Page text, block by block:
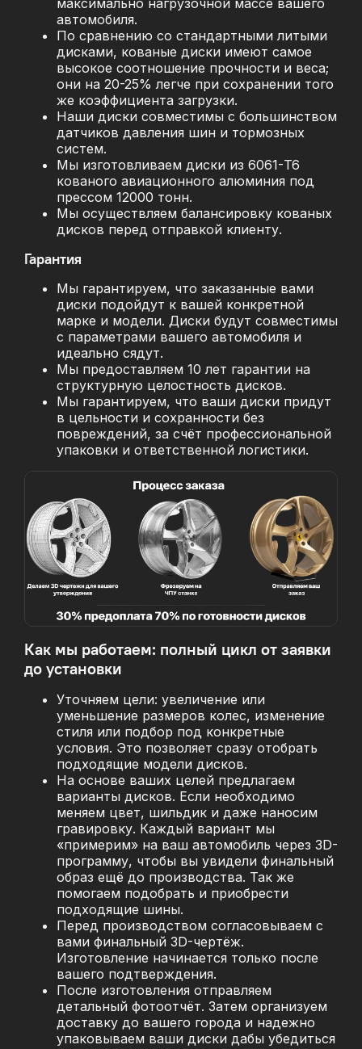
автомобиля.
По сравнению со стандартными литыми
дисками, кованые диски имеют самое
высокое соотношение прочности и веса;
они на 20-25% легче при сохранении того
же коэффициента загрузки.
Наши диски совместимы с большинством
датчиков давления шин и тормозных
систем.
Мы изготовливаем диски из 6061-T6
кованого авиационного алюминия под
прессом 12000 тонн.
Мы осуществляем балансировку кованых
дисков перед отправкой клиенту.
Гарантия
Мы гарантируем, что заказанные вами
диски подойдут к вашей конкретной
марке и модели. Диски будут совместимы
с параметрами вашего автомобиля и
идеально сядут.
Мы предоставляем 10 лет гарантии на
структурную целостность дисков.
Мы гарантируем, что ваши диски придут
в цельности и сохранности без
повреждений, за счёт профессиональной
упаковки и ответственной логистики.
Как мы работаем: полный цикл от заявки
до установки
Уточняем цели: увеличение или
уменьшение размеров колес, изменение
стиля или подбор под конкретные
условия. Это позволяет сразу отобрать
подходящие модели дисков.
На основе ваших целей предлагаем
варианты дисков. Если необходимо
меняем цвет, шильдик и даже наносим
гравировку. Каждый вариант мы
«примерим» на ваш автомобиль через 3D-
программу, чтобы вы увидели финальный
образ ещё до производства. Так же
помогаем подобрать и приобрести
подходящие шины.
Перед производством согласовываем с
вами финальный 3D-чертёж.
Изготовление начинается только после
вашего подтверждения.
После изготовления отправляем
детальный фотоотчёт. Затем организуем
доставку до вашего города и надежно
упаковываем ваши диски дабы убедиться